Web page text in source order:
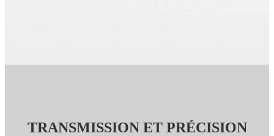
TRANSMISSION ET PRÉCISION